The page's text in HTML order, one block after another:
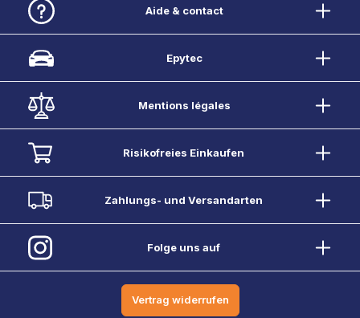
Aide & contact
Epytec
Mentions légales
Risikofreies Einkaufen
Zahlungs- und Versandarten
Folge uns auf
Vertrag widerrufen